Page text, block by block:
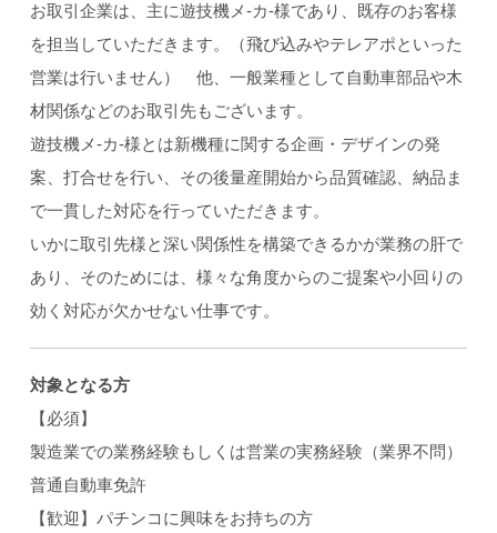
お取引企業は、主に遊技機メ-カ-様であり、既存のお客様
を担当していただきます。（飛び込みやテレアポといった
営業は行いません） 他、一般業種として自動車部品や木
材関係などのお取引先もございます。
遊技機メ-カ-様とは新機種に関する企画・デザインの発
案、打合せを行い、その後量産開始から品質確認、納品ま
で一貫した対応を行っていただきます。
いかに取引先様と深い関係性を構築できるかが業務の肝で
あり、そのためには、様々な角度からのご提案や小回りの
効く対応が欠かせない仕事です。
対象となる方
【必須】
製造業での業務経験もしくは営業の実務経験（業界不問）
普通自動車免許
【歓迎】パチンコに興味をお持ちの方